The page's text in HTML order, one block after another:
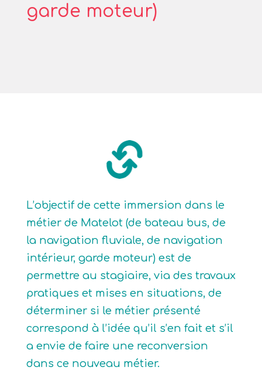
garde moteur)
L’objectif de cette immersion dans le
métier de Matelot (de bateau bus, de
la navigation fluviale, de navigation
intérieur, garde moteur) est de
permettre au stagiaire, via des travaux
pratiques et mises en situations, de
déterminer si le métier présenté
correspond à l’idée qu’il s’en fait et s’il
a envie de faire une reconversion
dans ce nouveau métier.